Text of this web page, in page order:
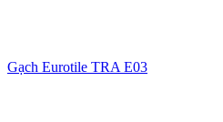
Gạch Eurotile TRA E03